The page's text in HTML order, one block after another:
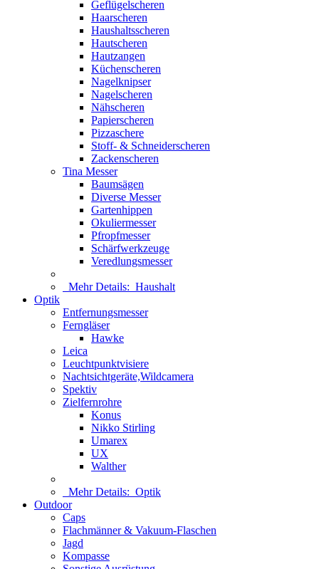
Geflügelscheren
Haarscheren
Haushaltsscheren
Hautscheren
Hautzangen
Küchenscheren
Nagelknipser
Nagelscheren
Nähscheren
Papierscheren
Pizzaschere
Stoff- & Schneiderscheren
Zackenscheren
Tina Messer
Baumsägen
Diverse Messer
Gartenhippen
Okuliermesser
Pfropfmesser
Schärfwerkzeuge
Veredlungsmesser
Mehr Details: Haushalt
Optik
Entfernungsmesser
Ferngläser
Hawke
Leica
Leuchtpunktvisiere
Nachtsichtgeräte,Wildcamera
Spektiv
Zielfernrohre
Konus
Nikko Stirling
Umarex
UX
Walther
Mehr Details: Optik
Outdoor
Caps
Flachmänner & Vakuum-Flaschen
Jagd
Kompasse